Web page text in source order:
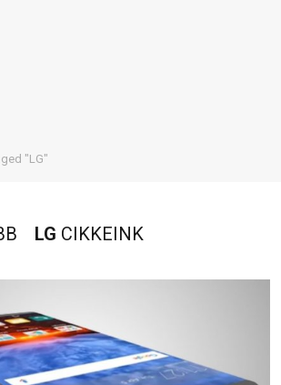
"LG"
LG CIKKEINK